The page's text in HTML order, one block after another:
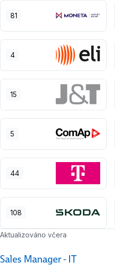
81
4
15
5
44
108
Sales Manager - IT
Aktualizováno včera